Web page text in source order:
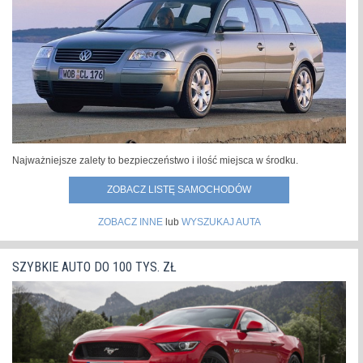
Najważniejsze zalety to bezpieczeństwo i ilość miejsca w środku.
ZOBACZ LISTĘ SAMOCHODÓW
ZOBACZ INNElub WYSZUKAJ AUTA
SZYBKIE AUTO DO 100 TYS. ZŁ